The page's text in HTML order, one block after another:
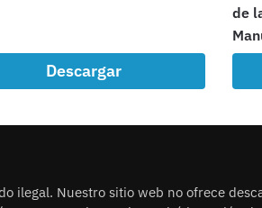
Descargar
de
ilegal. Nuestro sitio web no ofrece